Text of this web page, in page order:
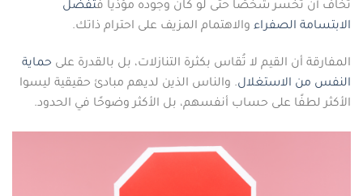
تخاف أن تخسر شخصًا حتى لو كان وجوده مؤذيا فتفضّل
الابتسامة الصفراء والاهتمام المزيف على احترام ذاتك.
المفارقة أن القيم لا تُقاس بكثرة التنازلات، بل بالقدرة على حماية
النفس من الاستغلال. والناس الذين لديهم مبادئ حقيقية ليسوا
الأكثر لطفًا على حساب أنفسهم، بل الأكثر وضوحًا في الحدود.